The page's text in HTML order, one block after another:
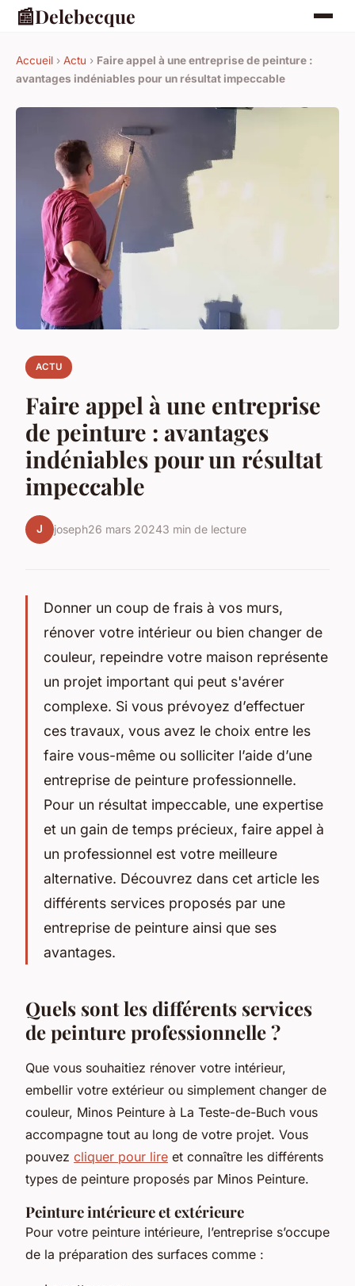
📰Delebecque
Accueil › Actu › Faire appel à une entreprise de peinture :
avantages indéniables pour un résultat impeccable
ACTU
Faire appel à une entreprise
de peinture : avantages
indéniables pour un résultat
impeccable
J joseph26 mars 20243 min de lecture
Donner un coup de frais à vos murs,
rénover votre intérieur ou bien changer de
couleur, repeindre votre maison représente
un projet important qui peut s'avérer
complexe. Si vous prévoyez d’effectuer
ces travaux, vous avez le choix entre les
faire vous-même ou solliciter l’aide d’une
entreprise de peinture professionnelle.
Pour un résultat impeccable, une expertise
et un gain de temps précieux, faire appel à
un professionnel est votre meilleure
alternative. Découvrez dans cet article les
différents services proposés par une
entreprise de peinture ainsi que ses
avantages.
Quels sont les différents services
de peinture professionnelle ?
Que vous souhaitiez rénover votre intérieur,
embellir votre extérieur ou simplement changer de
couleur, Minos Peinture à La Teste-de-Buch vous
accompagne tout au long de votre projet. Vous
pouvez cliquer pour lire et connaître les différents
types de peinture proposés par Minos Peinture.
Peinture intérieure et extérieure
Pour votre peinture intérieure, l’entreprise s’occupe
de la préparation des surfaces comme :